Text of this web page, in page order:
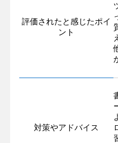
評価されたと感じたポイ
ント
対策やアドバイス